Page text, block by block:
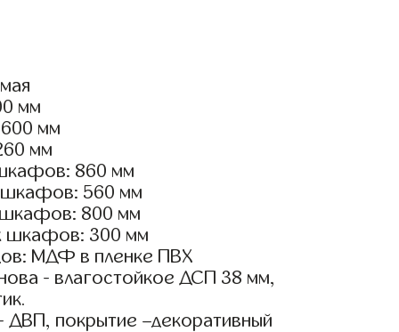
мм
мм
мм
860 мм
шкафов: 560 мм
шкафов: 800 мм
шкафов: 300 мм
МДФ в пленке ПВХ
- влагостойкое ДСП 38 мм,
покрытие –декоративный